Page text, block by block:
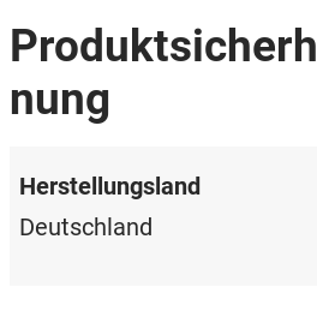
nung
Herstellungsland
Deutschland